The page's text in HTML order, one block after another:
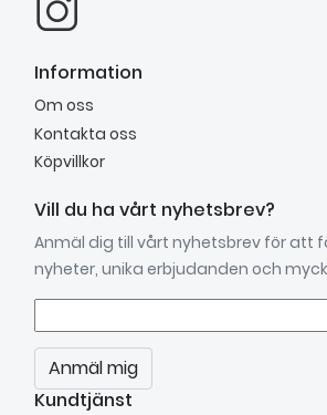
Information
Om oss
Kontakta oss
Köpvillkor
Vill du ha vårt nyhetsbrev?
Anmäl dig till vårt nyhetsbrev för att
nyheter, unika erbjudanden och
Anmäl mig
Kundtjänst